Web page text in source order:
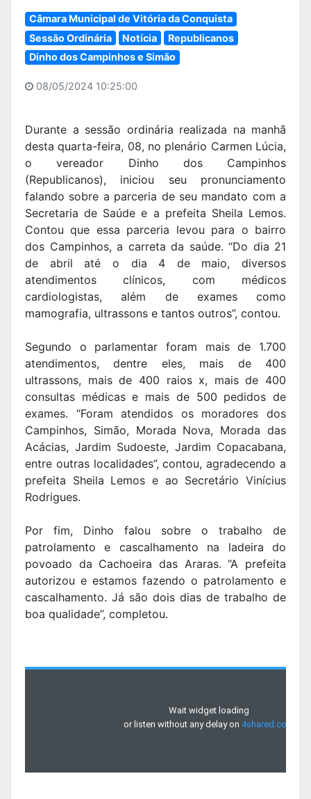
Câmara Municipal de Vitória da Conquista
Sessão Ordinária
Notícia
Republicanos
Dinho dos Campinhos e Simão
08/05/2024 10:25:00
Durante a sessão ordinária realizada na manhã
desta quarta-feira, 08, no plenário Carmen Lúcia,
o vereador Dinho dos Campinhos
(Republicanos), iniciou seu pronunciamento
falando sobre a parceria de seu mandato com a
Secretaria de Saúde e a prefeita Sheila Lemos.
Contou que essa parceria levou para o bairro
dos Campinhos, a carreta da saúde. “Do dia 21
de abril até o dia 4 de maio, diversos
atendimentos clínicos, com médicos
cardiologistas, além de exames como
mamografia, ultrassons e tantos outros”, contou.
Segundo o parlamentar foram mais de 1.700
atendimentos, dentre eles, mais de 400
ultrassons, mais de 400 raios x, mais de 400
consultas médicas e mais de 500 pedidos de
exames. “Foram atendidos os moradores dos
Campinhos, Simão, Morada Nova, Morada das
Acácias, Jardim Sudoeste, Jardim Copacabana,
entre outras localidades”, contou, agradecendo a
prefeita Sheila Lemos e ao Secretário Vinícius
Rodrigues.
Por fim, Dinho falou sobre o trabalho de
patrolamento e cascalhamento na ladeira do
povoado da Cachoeira das Araras. “A prefeita
autorizou e estamos fazendo o patrolamento e
cascalhamento. Já são dois dias de trabalho de
boa qualidade”, completou.